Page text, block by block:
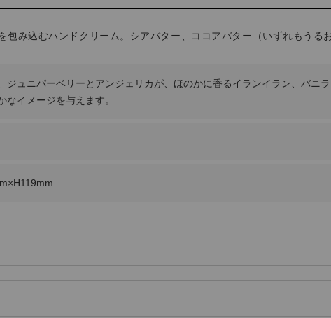
包み込むハンドクリーム。シアバター、ココアバター（いずれもうる
ジュニパーベリーとアンジェリカが、ほのかに香るイランイラン、バニ
なイメージを与えます。